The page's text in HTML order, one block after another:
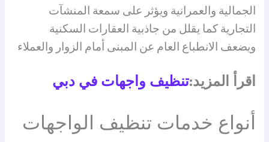
الجمالية والعمرانية ويؤثر على سمعة المنشآت
التجارية كما يقلل من جاذبية العقارات السكنية
ويضعف الانطباع العام عن المبنى أمام الزوار والعملاء
اقرأ المزيد:تنظيف واجهات في دبي
أنواع خدمات تنظيف الواجهات